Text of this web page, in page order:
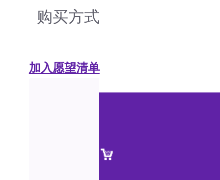
购买方式
加入愿望清单